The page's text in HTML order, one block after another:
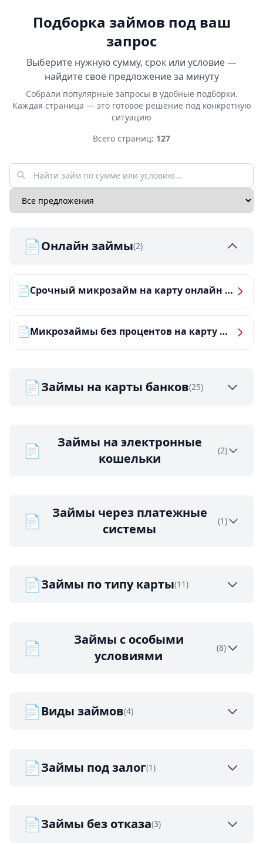
Подборка займов под ваш
запрос
Выберите нужную сумму, срок или условие —
найдите своё предложение за минуту
Собрали популярные запросы в удобные подборки.
Каждая страница — это готовое решение под конкретную
ситуацию
Всего страниц: 127
📄Онлайн займы(2)
📄 Срочный микрозайм на карту онлайн — получить деньги за 5 минут
📄 Микрозаймы без процентов на карту — ТОП-10 за 2026 год
📄Займы на карты банков(25)
📄
Займы на электронные
кошельки
(2)
📄
Займы через платежные
системы
(1)
📄Займы по типу карты(11)
📄
Займы с особыми
условиями
(8)
📄Виды займов(4)
📄Займы под залог(1)
📄Займы без отказа(3)